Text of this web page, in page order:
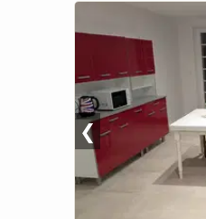
❮